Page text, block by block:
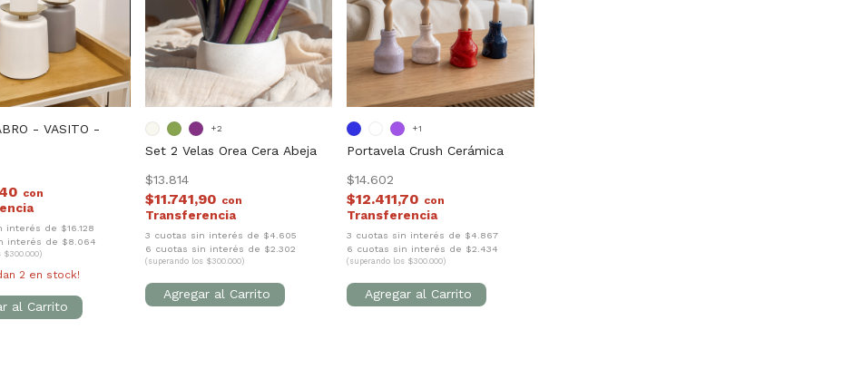
- VASITO -
con
interés de $16.128
interés de $8.064
$300.000)
2 en stock!
Set 2 Velas Orea Cera Abeja
$13.814
$11.741,90 con
3 cuotas sin interés de $4.605
6 cuotas sin interés de $2.302
(superando los $300.000)
+2
Portavela Crush Cerámica
$14.602
$12.411,70 con
3 cuotas sin interés de $4.867
6 cuotas sin interés de $2.434
(superando los $300.000)
+1